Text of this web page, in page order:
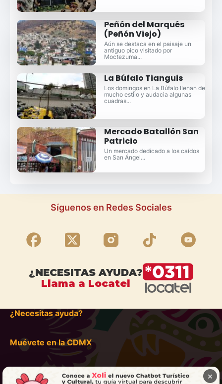
Peñón del Marqués
(Peñón Viejo)
Aún se destaca en el paisaje un
antiguo pico visitado por
Moctezuma...
La Búfalo Tianguis
Los domingos en La Búfalo llenan de
mucho estilo y audacia algunas
cuadras...
Mercado Batallón San
Patricio
Un mercado dedicado a los caídos
en San Ángel...
Síguenos en Redes Sociales
¿NECESITAS AYUDA?
Llama a Locatel
¿Necesitas ayuda?
Muévete en la CDMX
×